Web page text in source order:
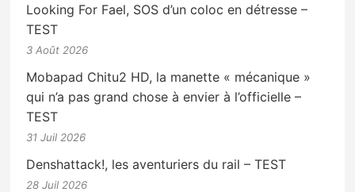
Looking For Fael, SOS d’un coloc en détresse –
TEST
3 Août 2026
Mobapad Chitu2 HD, la manette « mécanique »
qui n’a pas grand chose à envier à l’officielle –
TEST
31 Juil 2026
Denshattack!, les aventuriers du rail – TEST
28 Juil 2026